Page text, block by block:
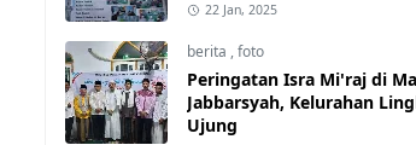
22 Jan, 2025
berita ,foto
Peringatan Isra Mi'raj di
Jabbarsyah, Kelurahan
Ujung